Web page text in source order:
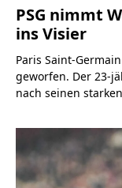
PSG nimmt
ins Visier
Paris Saint-
geworfen. Der 23-
nach seinen